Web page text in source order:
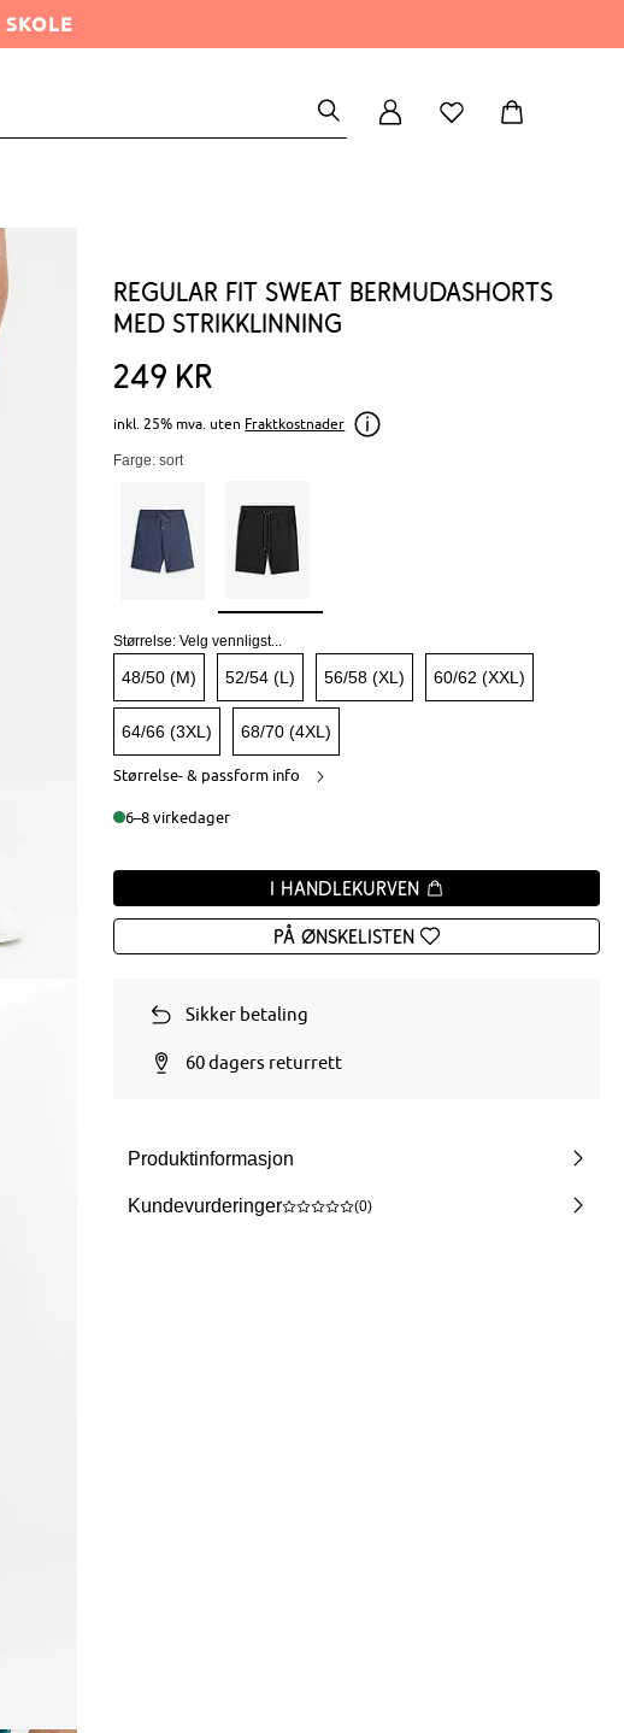
SKOLE
Regular fit sweat bermudashorts
med strikklinning
249 kr
inkl. 25% mva. uten Fraktkostnader
Farge: sort
Størrelse:Velg vennligst...
48/50 (M) 52/54 (L) 56/58 (XL) 60/62 (XXL)
64/66 (3XL) 68/70 (4XL)
Størrelse- & passform info
6–8 virkedager
I handlekurven
På ønskelisten
Sikker betaling
60 dagers returrett
Produktinformasjon
Kundevurderinger (0)